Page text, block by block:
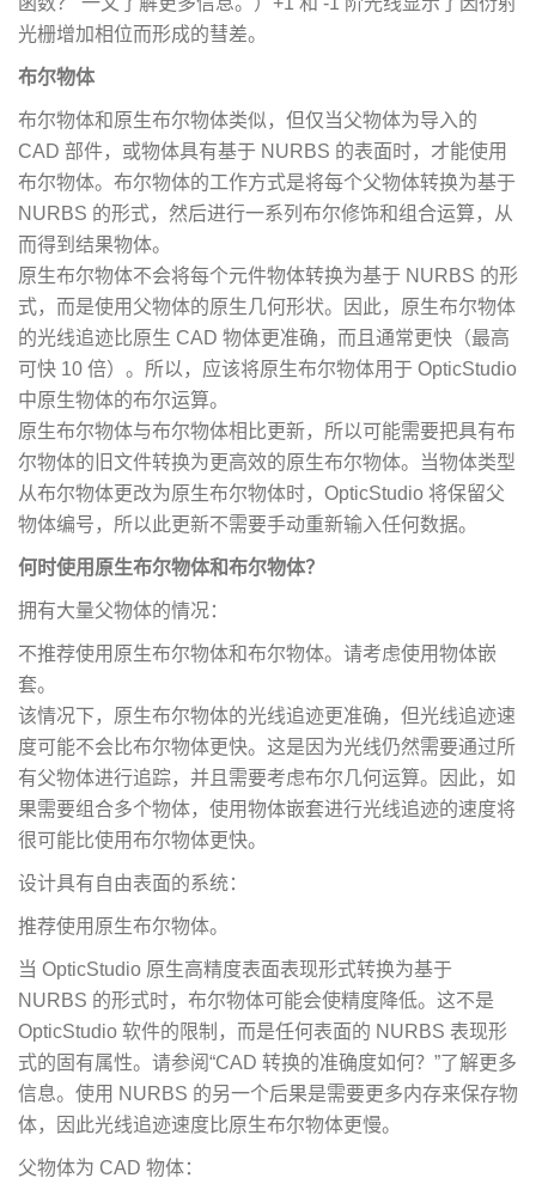
光栅增加相位而形成的彗差。
布尔物体
布尔物体和原生布尔物体类似，但仅当父物体为导入的
CAD 部件，或物体具有基于 NURBS 的表面时，才能使用
布尔物体。布尔物体的工作方式是将每个父物体转换为基于
NURBS 的形式，然后进行一系列布尔修饰和组合运算，从
而得到结果物体。
原生布尔物体不会将每个元件物体转换为基于 NURBS 的形
式，而是使用父物体的原生几何形状。因此，原生布尔物体
的光线追迹比原生 CAD 物体更准确，而且通常更快（最高
可快 10 倍）。所以，应该将原生布尔物体用于 OpticStudio
中原生物体的布尔运算。
原生布尔物体与布尔物体相比更新，所以可能需要把具有布
尔物体的旧文件转换为更高效的原生布尔物体。当物体类型
从布尔物体更改为原生布尔物体时，OpticStudio 将保留父
物体编号，所以此更新不需要手动重新输入任何数据。
何时使用原生布尔物体和布尔物体？
拥有大量父物体的情况：
不推荐使用原生布尔物体和布尔物体。请考虑使用物体嵌
套。
该情况下，原生布尔物体的光线追迹更准确，但光线追迹速
度可能不会比布尔物体更快。这是因为光线仍然需要通过所
有父物体进行追踪，并且需要考虑布尔几何运算。因此，如
果需要组合多个物体，使用物体嵌套进行光线追迹的速度将
很可能比使用布尔物体更快。
设计具有自由表面的系统：
推荐使用原生布尔物体。
当 OpticStudio 原生高精度表面表现形式转换为基于
NURBS 的形式时，布尔物体可能会使精度降低。这不是
OpticStudio 软件的限制，而是任何表面的 NURBS 表现形
式的固有属性。请参阅“CAD 转换的准确度如何？”了解更多
信息。使用 NURBS 的另一个后果是需要更多内存来保存物
体，因此光线追迹速度比原生布尔物体更慢。
父物体为 CAD 物体：